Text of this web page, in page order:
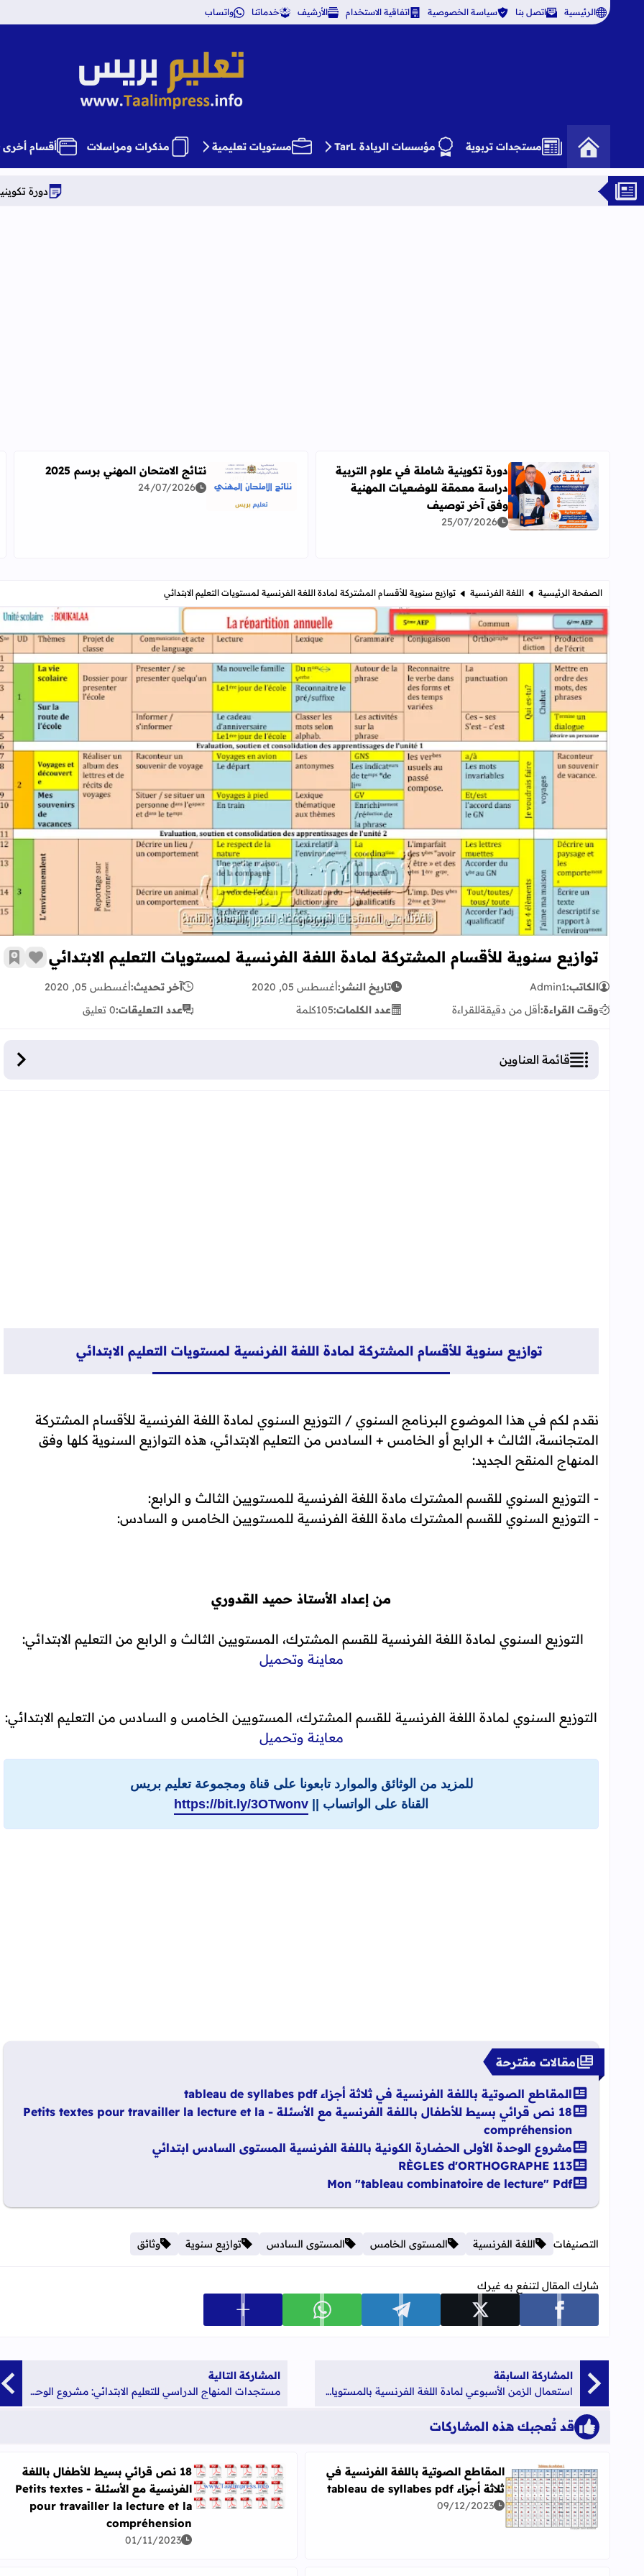
الرئيسية اتصل بنا سياسة الخصوصية اتفاقية الاستخدام الأرشيف خدماتنا واتساب
تعليم بريس TaalimPress
مستجدات تربوية مؤسسات الريادة TarL مستويات تعليمية مذكرات ومراسلات أقسام أخرى
دورة تكوينية شاملة في
اقرأ المزيد عن دورة تكوينية شاملة في علوم التربية دراسة معمقة للوضعيات المهنية وفق آخر توصيف
دورة تكوينية شاملة في علوم التربية
دراسة معمقة للوضعيات المهنية
وفق آخر توصيف
25/07/2026
اقرأ المزيد عن نتائج الامتحان المهني برسم 2025
نتائج الامتحان المهني برسم 2025
24/07/2026
الصفحة الرئيسية اللغة الفرنسية توازيع سنوية للأقسام المشتركة لمادة اللغة الفرنسية لمستويات التعليم الابتدائي
توازيع سنوية للأقسام المشتركة لمادة اللغة الفرنسية لمستويات التعليم
توازيع سنوية للأقسام المشتركة لمادة اللغة الفرنسية لمستويات التعليم الابتدائي زر
الكاتب:Admin1 تاريخ النشر:أغسطس 05, 2020 آخر تحديث:أغسطس 05, 2020
وقت القراءة:أقل من دقيقةللقراءة عدد الكلمات:105كلمة عدد التعليقات:0 تعليق
قائمة العناوين
توازيع سنوية للأقسام المشتركة لمادة اللغة الفرنسية لمستويات التعليم الابتدائي
نقدم لكم في هذا الموضوع البرنامج السنوي / التوزيع السنوي لمادة اللغة الفرنسية للأقسام المشتركة
المتجانسة، الثالث + الرابع أو الخامس + السادس من التعليم الابتدائي، هذه التوازيع السنوية كلها وفق
المنهاج المنقح الجديد:
- التوزيع السنوي للقسم المشترك مادة اللغة الفرنسية للمستويين الثالث و الرابع:
- التوزيع السنوي للقسم المشترك مادة اللغة الفرنسية للمستويين الخامس و السادس:
من إعداد الأستاذ حميد القدوري
التوزيع السنوي لمادة اللغة الفرنسية للقسم المشترك، المستويين الثالث و الرابع من التعليم الابتدائي:
معاينة وتحميل
التوزيع السنوي لمادة اللغة الفرنسية للقسم المشترك، المستويين الخامس و السادس من التعليم الابتدائي:
معاينة وتحميل
للمزيد من الوثائق والموارد تابعونا على قناة ومجموعة تعليم بريس
القناة على الواتساب || https://bit.ly/3OTwonv
مقالات مقترحة
المقاطع الصوتية باللغة الفرنسية في ثلاثة أجزاء tableau de syllabes pdf
18 نص قرائي بسيط للأطفال باللغة الفرنسية مع الأسئلة - Petits textes pour travailler la lecture et la
compréhension
مشروع الوحدة الأولى الحضارة الكونية باللغة الفرنسية المستوى السادس ابتدائي
113 RÈGLES d'ORTHOGRAPHE
Mon "tableau combinatoire de lecture" Pdf
التصنيفات اللغة الفرنسية المستوى الخامس المستوى السادس توازيع سنوية وثائق
شارك المقال لتنفع به غيرك
شارك على facebook شارك على x شارك على telegram شارك على whatsapp عرض المزيد من خيارات المشاركة
المشاركة السابقة
استعمال الزمن الأسبوعي لمادة اللغة الفرنسية بالمستويات الستة من التعليم الابتدائي برسم الموسم الدراسي 2020-2021
المشاركة التالية
مستجدات المنهاج الدراسي للتعليم الابتدائي: مشروع الوحدة للمستويين الخامس و السادس ابتدائي
قد تُعجبك هذه المشاركات
اقرأ المزيد عن المقاطع الصوتية باللغة الفرنسية في ثلاثة أجزاء tableau de syllabes pdf
المقاطع الصوتية باللغة الفرنسية في
ثلاثة أجزاء tableau de syllabes pdf
09/12/2023
اقرأ المزيد عن 18 نص قرائي بسيط للأطفال باللغة الفرنسية مع الأسئلة - Petits textes pour travailler la lecture et la compréhension
18 نص قرائي بسيط للأطفال باللغة
الفرنسية مع الأسئلة - Petits textes
pour travailler la lecture et la
compréhension
01/11/2023